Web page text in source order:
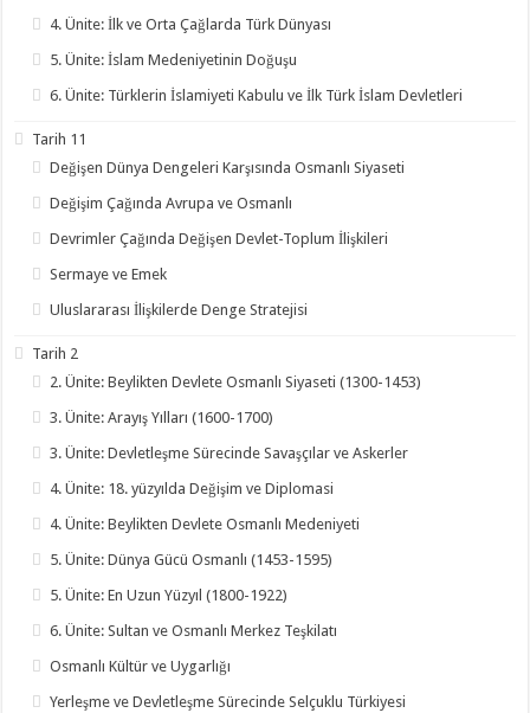
4. Ünite: İlk ve Orta Çağlarda Türk Dünyası
5. Ünite: İslam Medeniyetinin Doğuşu
6. Ünite: Türklerin İslamiyeti Kabulu ve İlk Türk İslam Devletleri
Tarih 11
Değişen Dünya Dengeleri Karşısında Osmanlı Siyaseti
Değişim Çağında Avrupa ve Osmanlı
Devrimler Çağında Değişen Devlet-Toplum İlişkileri
Sermaye ve Emek
Uluslararası İlişkilerde Denge Stratejisi
Tarih 2
2. Ünite: Beylikten Devlete Osmanlı Siyaseti (1300-1453)
3. Ünite: Arayış Yılları (1600-1700)
3. Ünite: Devletleşme Sürecinde Savaşçılar ve Askerler
4. Ünite: 18. yüzyılda Değişim ve Diplomasi
4. Ünite: Beylikten Devlete Osmanlı Medeniyeti
5. Ünite: Dünya Gücü Osmanlı (1453-1595)
5. Ünite: En Uzun Yüzyıl (1800-1922)
6. Ünite: Sultan ve Osmanlı Merkez Teşkilatı
Osmanlı Kültür ve Uygarlığı
Yerleşme ve Devletleşme Sürecinde Selçuklu Türkiyesi